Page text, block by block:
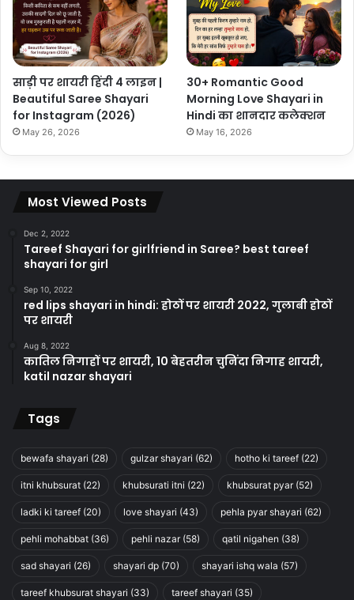
साड़ी पर शायरी हिंदी 4 लाइन |
Beautiful Saree Shayari
for Instagram (2026)
May 26, 2026
30+ Romantic Good
Morning Love Shayari in
Hindi का शानदार कलेक्शन
May 16, 2026
Most Viewed Posts
Dec 2, 2022
Tareef Shayari for girlfriend in Saree? best tareef
shayari for girl
Sep 10, 2022
red lips shayari in hindi: होठों पर शायरी 2022, गुलाबी होठों
पर शायरी
Aug 8, 2022
कातिल निगाहों पर शायरी, 10 बेहतरीन चुनिंदा निगाह शायरी,
katil nazar shayari
Tags
bewafa shayari (28) gulzar shayari (62) hotho ki tareef (22)
itni khubsurat (22) khubsurati itni (22) khubsurat pyar(52)
ladki ki tareef (20) love shayari (43) pehla pyar shayari (62)
pehli mohabbat (36) pehli nazar(58) qatil nigahen (38)
sad shayari (26) shayari dp (70) shayari ishq wala (57)
tareef khubsurat shayari (33) tareef shayari (35)